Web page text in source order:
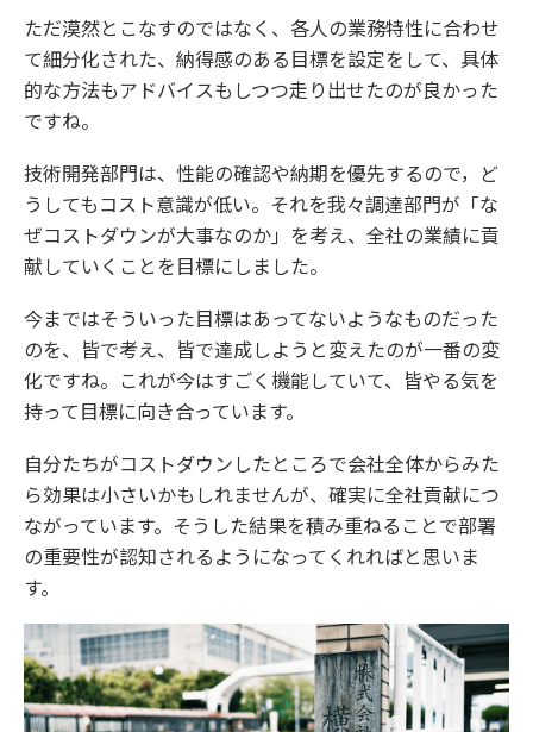
ただ漠然とこなすのではなく、各人の業務特性に合わせ
て細分化された、納得感のある目標を設定をして、具体
的な方法もアドバイスもしつつ走り出せたのが良かった
ですね。
技術開発部門は、性能の確認や納期を優先するので，ど
うしてもコスト意識が低い。それを我々調達部門が「な
ぜコストダウンが大事なのか」を考え、全社の業績に貢
献していくことを目標にしました。
今まではそういった目標はあってないようなものだった
のを、皆で考え、皆で達成しようと変えたのが一番の変
化ですね。これが今はすごく機能していて、皆やる気を
持って目標に向き合っています。
自分たちがコストダウンしたところで会社全体からみた
ら効果は小さいかもしれませんが、確実に全社貢献につ
ながっています。そうした結果を積み重ねることで部署
の重要性が認知されるようになってくれればと思いま
す。